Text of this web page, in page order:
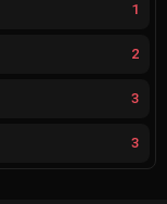
1
2
3
3